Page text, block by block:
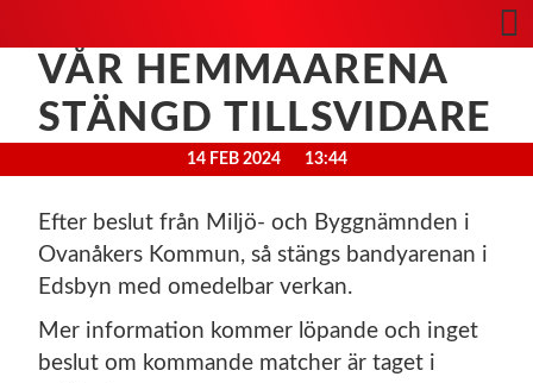
VÅR HEMMAARENA
STÄNGD TILLSVIDARE
14 FEB 2024 13:44
Efter beslut från Miljö- och Byggnämnden i
Ovanåkers Kommun, så stängs bandyarenan i
Edsbyn med omedelbar verkan.
Mer information kommer löpande och inget
beslut om kommande matcher är taget i